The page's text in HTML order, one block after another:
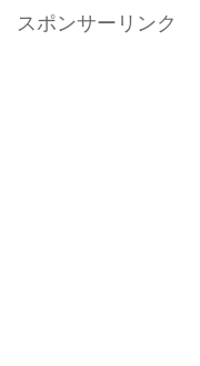
スポンサーリンク